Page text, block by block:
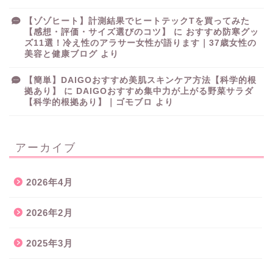
【ゾゾヒート】計測結果でヒートテックTを買ってみた
【感想・評価・サイズ選びのコツ】
に おすすめ防寒グッ
ズ11選！冷え性のアラサー女性が語ります｜37歳女性の
美容と健康ブログ より
【簡単】DAIGOおすすめ美肌スキンケア方法【科学的根
拠あり】
に
DAIGOおすすめ集中力が上がる野菜サラダ
【科学的根拠あり】｜ゴモブロ
より
アーカイブ
2026年4月
2026年2月
2025年3月